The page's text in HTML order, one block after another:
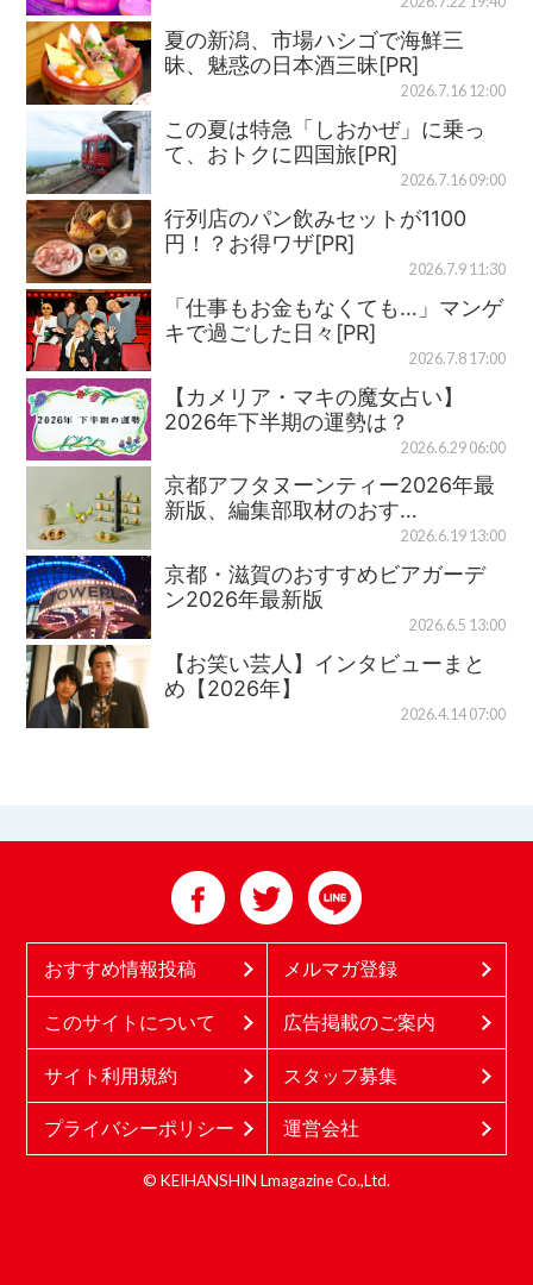
夏の新潟、市場ハシゴで海鮮三
昧、魅惑の日本酒三昧[PR]
2026.7.16 12:00
この夏は特急「しおかぜ」に乗っ
て、おトクに四国旅[PR]
2026.7.16 09:00
行列店のパン飲みセットが1100
円！？お得ワザ[PR]
2026.7.9 11:30
「仕事もお金もなくても…」マンゲ
キで過ごした日々[PR]
2026.7.8 17:00
【カメリア・マキの魔女占い】
2026年下半期の運勢は？
2026.6.29 06:00
京都アフタヌーンティー2026年最
新版、編集部取材のおす…
2026.6.19 13:00
京都・滋賀のおすすめビアガーデ
ン2026年最新版
2026.6.5 13:00
【お笑い芸人】インタビューまと
め【2026年】
2026.4.14 07:00
おすすめ情報投稿 メルマガ登録
このサイトについて 広告掲載のご案内
サイト利用規約 スタッフ募集
プライバシーポリシー 運営会社
© KEIHANSHIN Lmagazine Co.,Ltd.